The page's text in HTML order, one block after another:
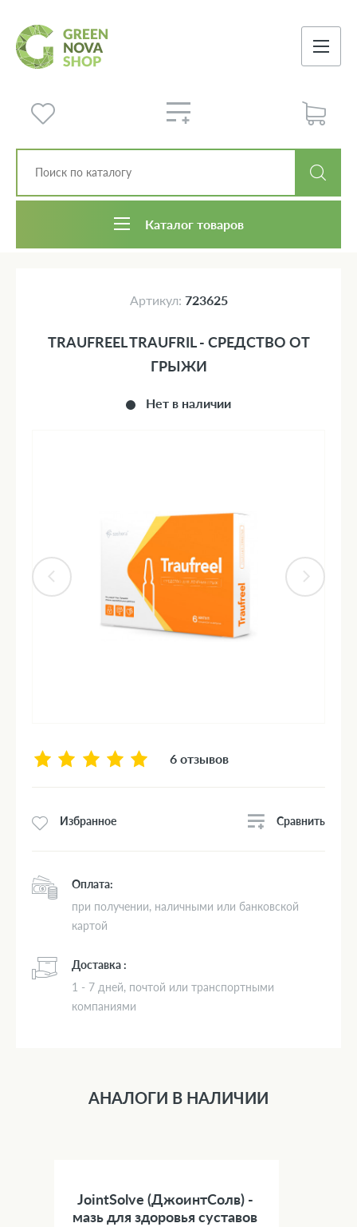
Каталог товаров
Артикул: 723625
Нет в наличии
TRAUFREEL TRAUFRIL - СРЕДСТВО ОТ
ГРЫЖИ
6 отзывов
Избранное Сравнить
Оплата:
при получении, наличными или банковской
картой
Доставка :
1 - 7 дней, почтой или транспортными
компаниями
АНАЛОГИ В НАЛИЧИИ
JointSolve (ДжоинтСолв) -
мазь для здоровья суставов